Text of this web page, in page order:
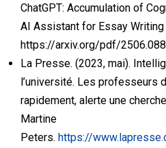
ChatGPT: Accumulation of
AI Assistant for Essay Writing
https://arxiv.org/pdf/
La Presse. (2023, mai).
l’université. Les professeurs
rapidement, alerte une
Martine
Peters. https://